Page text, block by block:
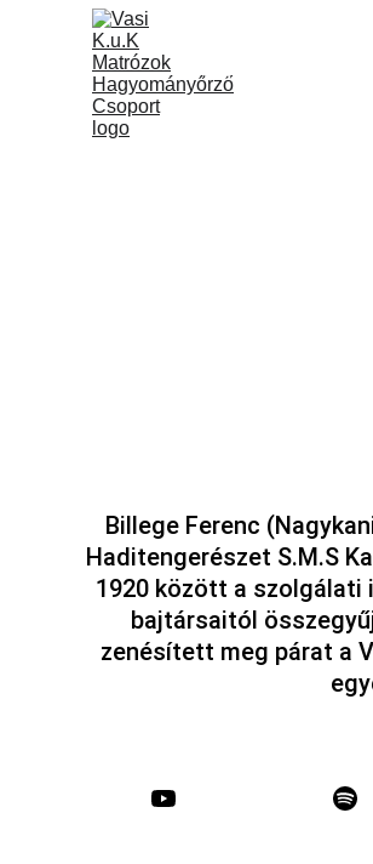
Vasi k.u.k Matrózok
Billege Ferenc
Haditengerészet S.M.S
1920 között a szolgálati
bajtársaitól
zenésített meg párat a